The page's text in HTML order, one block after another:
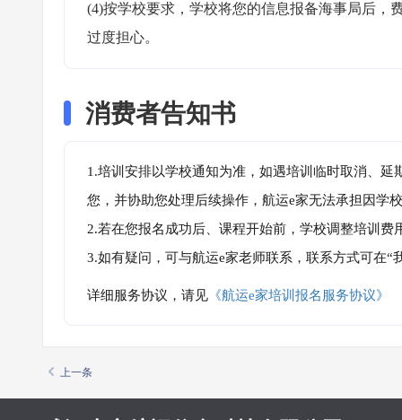
(4)按学校要求，学校将您的信息报备海事局后，
过度担心。
消费者告知书
1.培训安排以学校通知为准，如遇培训临时取消、
您，并协助您处理后续操作，航运e家无法承担因学
2.若在您报名成功后、课程开始前，学校调整培训
3.如有疑问，可与航运e家老师联系，联系方式可在
详细服务协议，请见 《航运e家培训报名服务协议》
上一条